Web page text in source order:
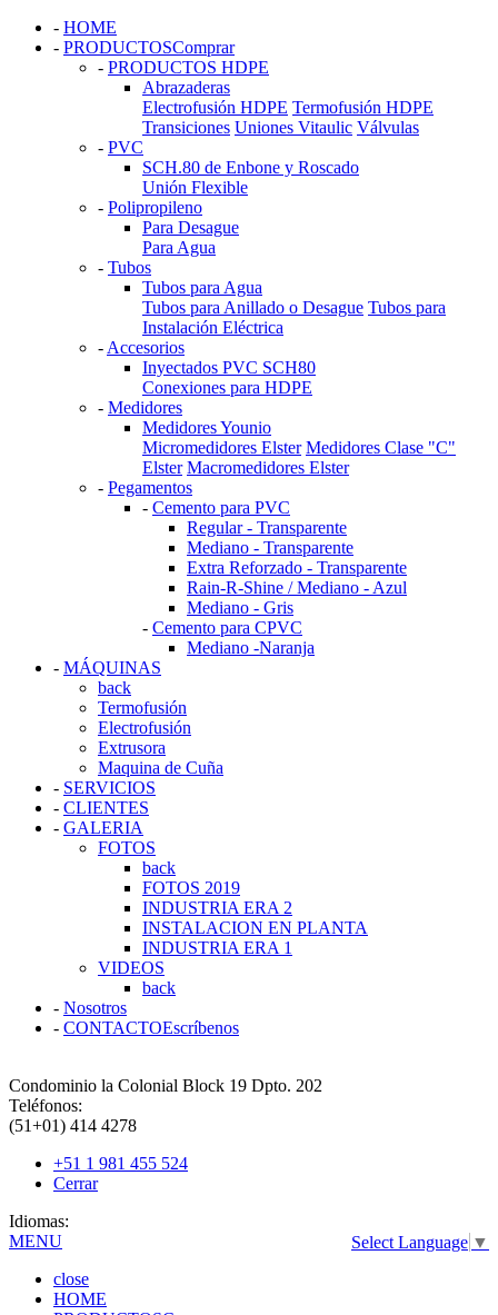
- HOME
- PRODUCTOSComprar
- PRODUCTOS HDPE
Abrazaderas
Electrofusión HDPE Termofusión HDPE
Transiciones Uniones Vitaulic Válvulas
- PVC
SCH.80 de Enbone y Roscado
Unión Flexible
- Polipropileno
Para Desague
Para Agua
- Tubos
Tubos para Agua
Tubos para Anillado o Desague Tubos para
Instalación Eléctrica
- Accesorios
Inyectados PVC SCH80
Conexiones para HDPE
- Medidores
Medidores Younio
Micromedidores Elster Medidores Clase "C"
Elster Macromedidores Elster
- Pegamentos
- Cemento para PVC
Regular - Transparente
Mediano - Transparente
Extra Reforzado - Transparente
Rain-R-Shine / Mediano - Azul
Mediano - Gris
- Cemento para CPVC
Mediano -Naranja
- MÁQUINAS
back
Termofusión
Electrofusión
Extrusora
Maquina de Cuña
- SERVICIOS
- CLIENTES
- GALERIA
FOTOS
back
FOTOS 2019
INDUSTRIA ERA 2
INSTALACION EN PLANTA
INDUSTRIA ERA 1
VIDEOS
back
- Nosotros
- CONTACTOEscríbenos
Condominio la Colonial Block 19 Dpto. 202
Teléfonos:
(51+01) 414 4278
+51 1 981 455 524
Cerrar
Idiomas:
Select Language ▼
MENU
close
HOME